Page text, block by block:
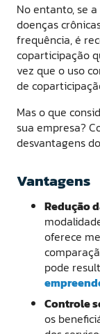
No entanto, se
doenças
frequência, é
coparticipação
vez que o uso
de
Mas o que
sua empresa?
desvantagens
Vantagens
Redução
oferece
pode
Controle
os